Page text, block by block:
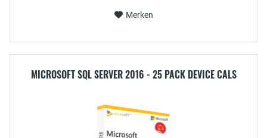
Merken
MICROSOFT SQL SERVER 2016 - 25 PACK DEVICE CALS